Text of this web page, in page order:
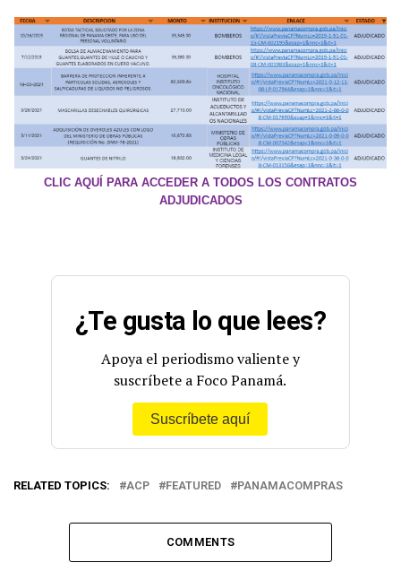
CLIC AQUÍ PARA ACCEDER A TODOS LOS CONTRATOS
ADJUDICADOS
¿Te gusta lo que lees?
Apoya el periodismo valiente y
suscríbete a Foco Panamá.
Suscríbete aquí
RELATED TOPICS: ACP FEATURED PANAMACOMPRAS
COMMENTS